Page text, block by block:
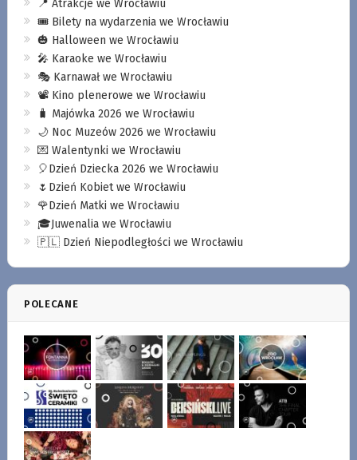
📍 Atrakcje we Wrocławiu
🎟️ Bilety na wydarzenia we Wrocławiu
🎃 Halloween we Wrocławiu
🎤 Karaoke we Wrocławiu
🎭 Karnawał we Wrocławiu
📽️ Kino plenerowe we Wrocławiu
🧳 Majówka 2026 we Wrocławiu
🌙 Noc Muzeów 2026 we Wrocławiu
💌 Walentynki we Wrocławiu
🎈Dzień Dziecka 2026 we Wrocławiu
🌷Dzień Kobiet we Wrocławiu
🌹Dzień Matki we Wrocławiu
🎓Juwenalia we Wrocławiu
🇵🇱 Dzień Niepodległości we Wrocławiu
POLECANE